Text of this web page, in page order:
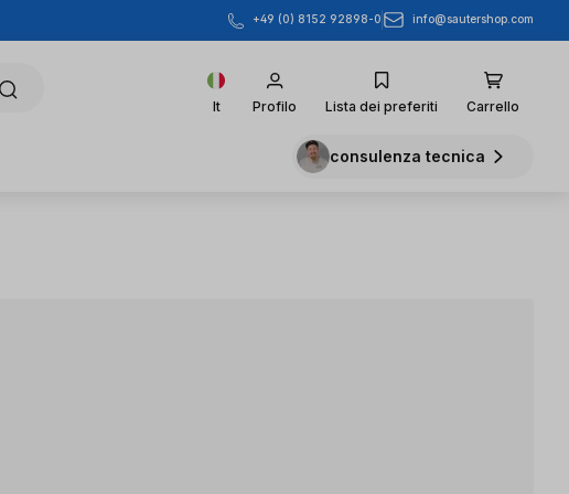
+49 (0) 8152 92898-0 info@sautershop.com
It Profilo Lista dei preferiti Carrello
consulenza tecnica